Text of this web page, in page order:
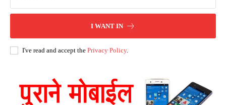
I WANT IN
I've read and accept the Privacy Policy.